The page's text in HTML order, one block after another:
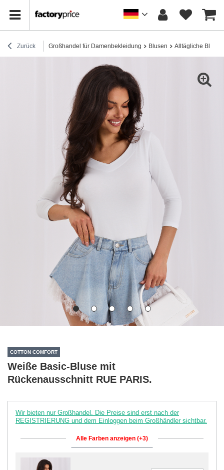
Zurück Großhandel für Damenbekleidung Blusen Alltägliche Blusen
COTTON COMFORT
Weiße Basic-Bluse mit
Rückenausschnitt RUE PARIS.
Wir bieten nur Großhandel. Die Preise sind erst nach der
REGISTRIERUNG und dem Einloggen beim Großhändler sichtbar.
Alle Farben anzeigen (+3)